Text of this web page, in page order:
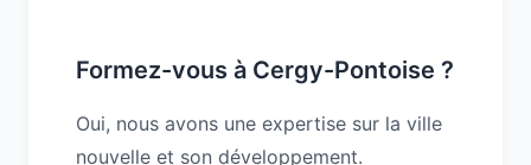
Formez-vous à Cergy-Pontoise ?
Oui, nous avons une expertise sur la ville
nouvelle et son développement.